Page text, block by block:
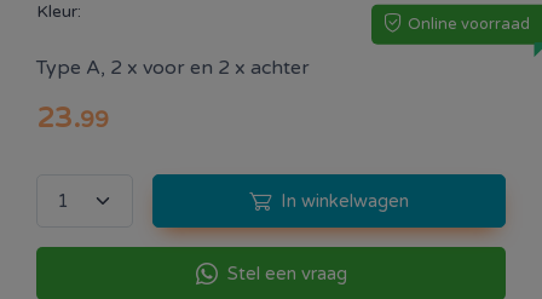
Kleur:
Online voorraad
Type A, 2 x voor en 2 x achter
23.99
In winkelwagen
Stel een vraag